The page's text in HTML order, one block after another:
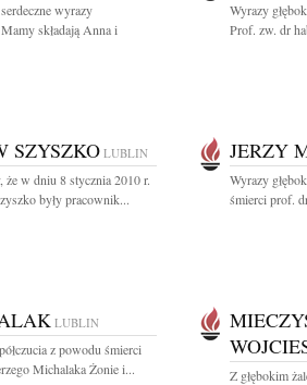
wyrazy
składają Anna i
Wyrazy
Prof. zw. dr
SZYSZKO LUBLIN
że w dniu 8 stycznia 2010 r.
były pracownik...
JERZY
Wyrazy
śmierci prof.
LUBLIN
z powodu śmierci
Michalaka Żonie i...
Z głębokim